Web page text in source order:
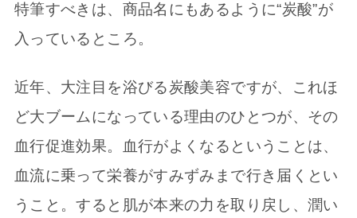
特筆すべきは、商品名にもあるように“炭酸”が
入っているところ。
近年、大注目を浴びる炭酸美容ですが、これほ
ど大ブームになっている理由のひとつが、その
血行促進効果。血行がよくなるということは、
血流に乗って栄養がすみずみまで行き届くとい
うこと。すると肌が本来の力を取り戻し、潤い